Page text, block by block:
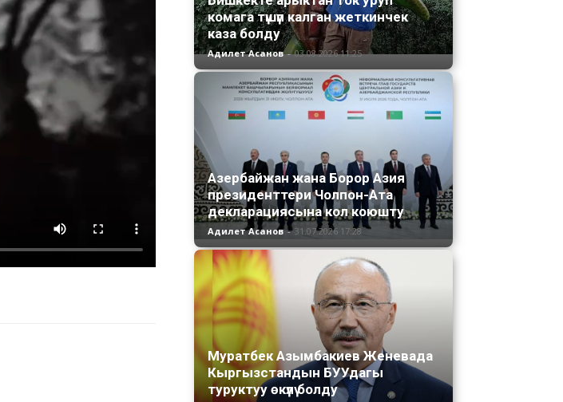
комага түшүп калган жеткинчек
каза болду
Адилет Асанов - 03.08.2026 11:25
Азербайжан жана Борор Азия
президенттери Чолпон-Ата
декларациясына кол коюшту
Адилет Асанов - 31.07.2026 17:28
Муратбек Азымбакиев Женевада
Кыргызстандын БУУдагы
туруктуу өкүлү болду